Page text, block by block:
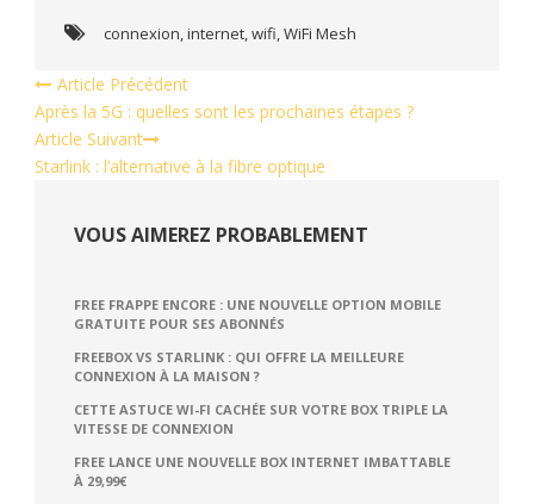
connexion,internet,wifi,WiFi Mesh
Article Précédent
Après la 5G : quelles sont les prochaines étapes ?
Article Suivant
Starlink : l’alternative à la fibre optique
VOUS AIMEREZ PROBABLEMENT
FREE FRAPPE ENCORE : UNE NOUVELLE OPTION MOBILE
GRATUITE POUR SES ABONNÉS
FREEBOX VS STARLINK : QUI OFFRE LA MEILLEURE
CONNEXION À LA MAISON ?
CETTE ASTUCE WI-FI CACHÉE SUR VOTRE BOX TRIPLE LA
VITESSE DE CONNEXION
FREE LANCE UNE NOUVELLE BOX INTERNET IMBATTABLE
À 29,99€